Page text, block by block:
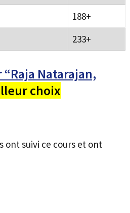
188+
233+
Natarajan,
choix
ont suivi ce cours et ont